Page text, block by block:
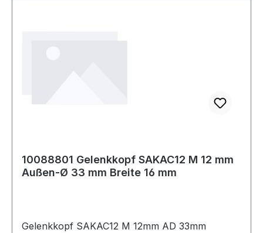
10088801 Gelenkkopf SAKAC12 M 12 mm
Außen-Ø 33 mm Breite 16 mm
Gelenkkopf SAKAC12 M 12mm AD 33mm